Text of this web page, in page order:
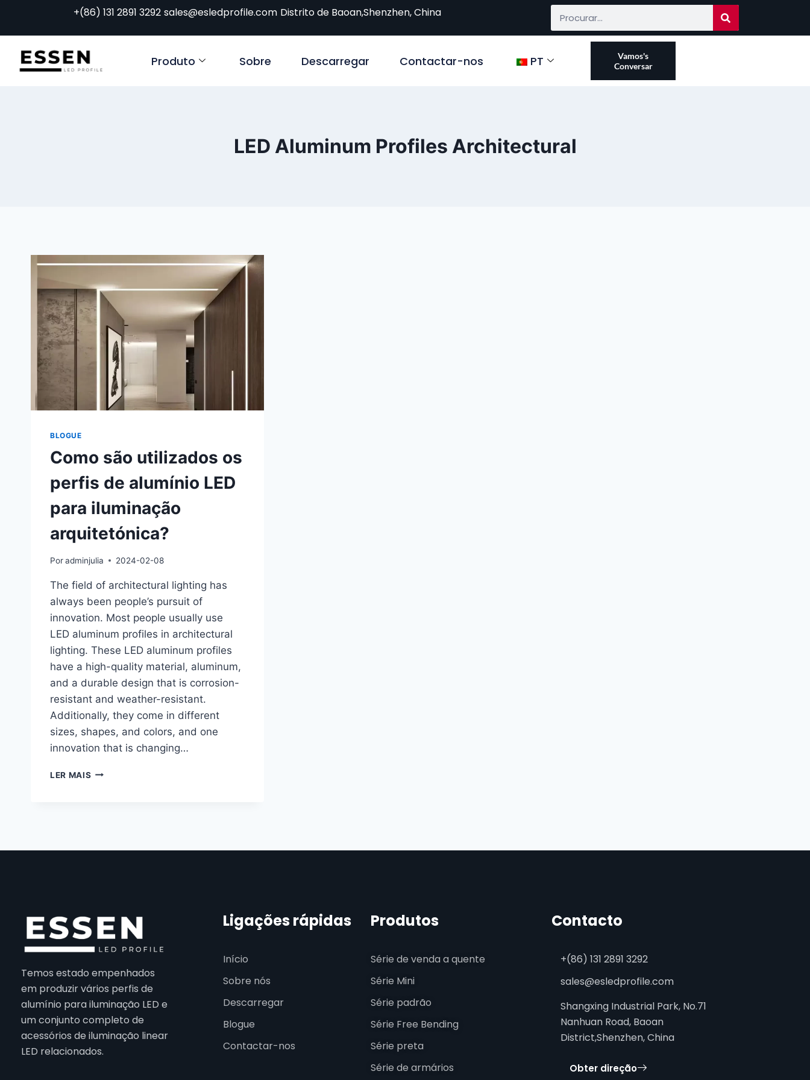
+(86) 131 2891 3292 sales@esledprofile.com Distrito de Baoan,Shenzhen, China
Produto Sobre Descarregar Contactar-nos PT
Vamos's
Conversar
LED Aluminum Profiles Architectural
BLOGUE
Como são utilizados os
perfis de alumínio LED
para iluminação
arquitetónica?
Poradminjulia 2024-02-08
The field of architectural lighting has
always been people’s pursuit of
innovation. Most people usually use
LED aluminum profiles in architectural
lighting. These LED aluminum profiles
have a high-quality material, aluminum,
and a durable design that is corrosion-
resistant and weather-resistant.
Additionally, they come in different
sizes, shapes, and colors, and one
innovation that is changing…
LER MAIS
Temos estado empenhados
em produzir vários perfis de
alumínio para iluminação LED e
um conjunto completo de
acessórios de iluminação linear
LED relacionados.
Ligações rápidas
Início
Sobre nós
Descarregar
Blogue
Contactar-nos
Produtos
Série de venda a quente
Série Mini
Série padrão
Série Free Bending
Série preta
Série de armários
Contacto
+(86) 131 2891 3292
sales@esledprofile.com
Shangxing Industrial Park, No.71
Nanhuan Road, Baoan
District,Shenzhen, China
Obter direção